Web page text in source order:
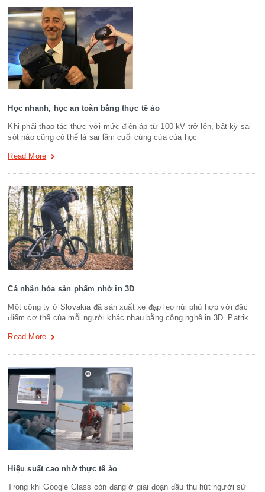
Học nhanh, học an toàn bằng thực tế ảo
Khi phải thao tác thực với mức điện áp từ 100 kV trở lên, bất kỳ sai
sót nào cũng có thể là sai lầm cuối cùng của của học
Read More
Cá nhân hóa sản phẩm nhờ in 3D
Một công ty ở Slovakia đã sản xuất xe đạp leo núi phù hợp với đặc
điểm cơ thể của mỗi người khác nhau bằng công nghệ in 3D. Patrik
Read More
Hiệu suất cao nhờ thực tế ảo
Trong khi Google Glass còn đang ở giai đoạn đầu thu hút người sử